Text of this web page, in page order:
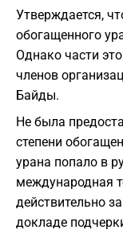
Утверждается,
обогащенного
Однако части
членов
Байды.
Не была
степени
урана попало в
международная
действительно
докладе